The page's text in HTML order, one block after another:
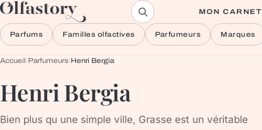
Aller au contenu MON CARNET
Parfums Familles olfactives Parfumeurs Marques
Accueil/Parfumeurs/Henri Bergia
Henri Bergia
Bien plus qu une simple ville, Grasse est un véritable